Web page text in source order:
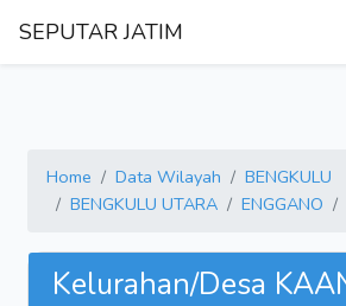
SEPUTAR JATIM
Home Data Wilayah
BENGKULU
BENGKULU UTARA
ENGGANO
Kelurahan/Desa